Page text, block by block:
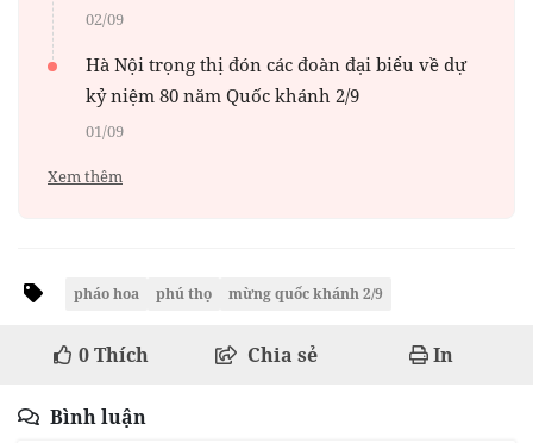
02/09
Hà Nội trọng thị đón các đoàn đại biểu về dự
kỷ niệm 80 năm Quốc khánh 2/9
01/09
Xem thêm
pháo hoa phú thọ mừng quốc khánh 2/9
0Thích Chia sẻ In
Bình luận